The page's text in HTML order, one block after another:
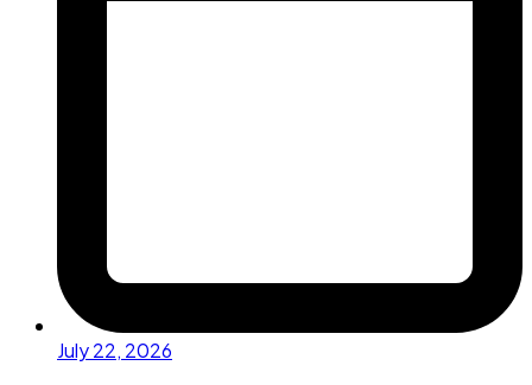
July 22, 2026